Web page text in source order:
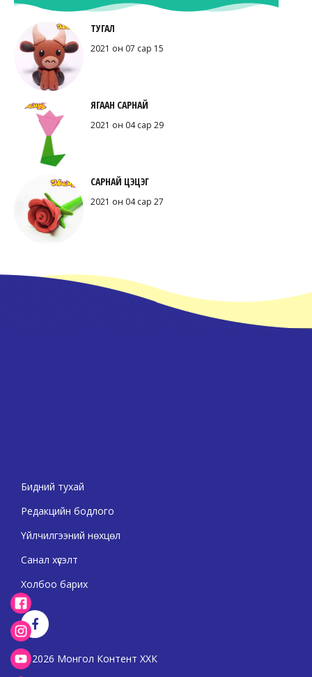
ТУГАЛ
2021 он 07 сар 15
ЯГААН САРНАЙ
2021 он 04 сар 29
САРНАЙ ЦЭЦЭГ
2021 он 04 сар 27
Бидний тухай
Редакцийн бодлого
Үйлчилгээний нөхцөл
Санал хүсэлт
Холбоо барих
2026 Монгол Контент ХХК